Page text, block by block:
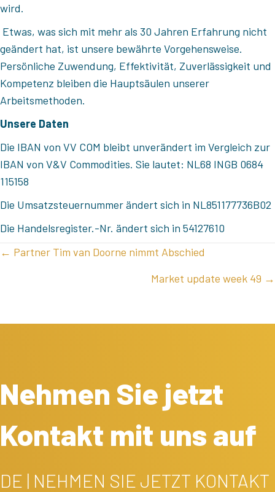
wird.
Etwas, was sich mit mehr als 30 Jahren Erfahrung nicht
geändert hat, ist unsere bewährte Vorgehensweise.
Persönliche Zuwendung, Effektivität, Zuverlässigkeit und
Kompetenz bleiben die Hauptsäulen unserer
Arbeitsmethoden.
Unsere Daten
Die IBAN von VV COM bleibt unverändert im Vergleich zur
IBAN von V&V Commodities. Sie lautet: NL68 INGB 0684
115158
Die Umsatzsteuernummer ändert sich in NL851177736B02
Die Handelsregister.-Nr. ändert sich in 54127610
POSTS
← Partner Tim van Doorne nimmt Abschied
Market update week 49 →
Nehmen Sie jetzt
Kontakt mit uns auf
DE | NEHMEN SIE JETZT KONTAKT